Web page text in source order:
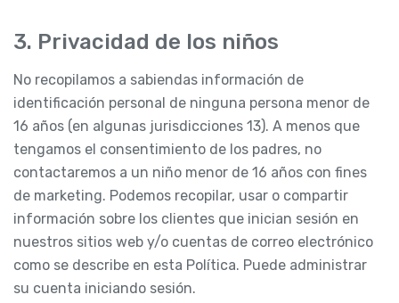
3. Privacidad de los niños
No recopilamos a sabiendas información de
identificación personal de ninguna persona menor de
16 años (en algunas jurisdicciones 13). A menos que
tengamos el consentimiento de los padres, no
contactaremos a un niño menor de 16 años con fines
de marketing. Podemos recopilar, usar o compartir
información sobre los clientes que inician sesión en
nuestros sitios web y/o cuentas de correo electrónico
como se describe en esta Política. Puede administrar
su cuenta iniciando sesión.